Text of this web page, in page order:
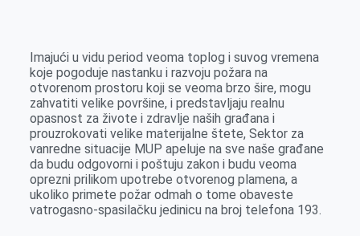
b
o
o
k
e
n
g
e
r
e
d
I
n
r
s
A
p
p
l
Imajući u vidu period veoma toplog i suvog vremena
koje pogoduje nastanku i razvoju požara na
otvorenom prostoru koji se veoma brzo šire, mogu
zahvatiti velike površine, i predstavljaju realnu
opasnost za živote i zdravlje naših građana i
prouzrokovati velike materijalne štete, Sektor za
vanredne situacije MUP apeluje na sve naše građane
da budu odgovorni i poštuju zakon i budu veoma
oprezni prilikom upotrebe otvorenog plamena, a
ukoliko primete požar odmah o tome obaveste
vatrogasno-spasilačku jedinicu na broj telefona 193.